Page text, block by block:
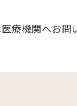
療機関へお問